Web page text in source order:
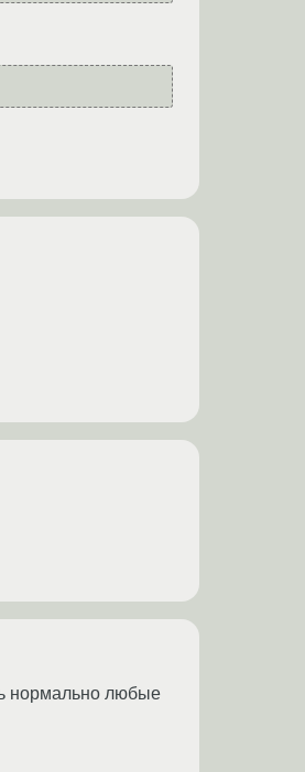
нормально любые